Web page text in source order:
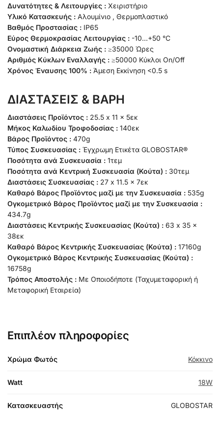
Δυνατότητες & Λειτουργίες : Χειριστήριο
Υλικό Κατασκευής : Αλουμίνιο , Θερμοπλαστικό
Βαθμός Προστασίας : IP65
Εύρος Θερμοκρασίας Λειτουργίας : -10…+50 °C
Ονομαστική Διάρκεια Ζωής : ≥35000 Ώρες
Αριθμός Κύκλων Εναλλαγής : ≥50000 Κύκλοι On/Off
Χρόνος Έναυσης 100% : Άμεση Εκκίνηση <0.5 s
ΔΙΑΣΤΑΣΕΙΣ & ΒΑΡΗ
Διαστάσεις Προϊόντος : 25.5 x 11 x 5εκ
Μήκος Καλωδίου Τροφοδοσίας : 140εκ
Βάρος Προϊόντος : 470g
Τύπος Συσκευασίας : Έγχρωμη Ετικέτα GLOBOSTAR®
Ποσότητα ανά Συσκευασία : 1τεμ
Ποσότητα ανά Κεντρική Συσκευασία (Κούτα) : 30τεμ
Διαστάσεις Συσκευασίας : 27 x 11.5 x 7εκ
Καθαρό Βάρος Προϊόντος μαζί με την Συσκευασία : 535g
Ογκομετρικό Βάρος Προϊόντος μαζί με την Συσκευασία :
434.7g
Διαστάσεις Κεντρικής Συσκευασίας (Κούτα) : 63 x 35 x
38εκ
Καθαρό Βάρος Κεντρικής Συσκευασίας (Κούτα) : 17160g
Ογκομετρικό Βάρος Κεντρικής Συσκευασίας (Κούτα) :
16758g
Τρόπος Αποστολής : Με Οποιοδήποτε (Ταχυμεταφορική ή
Μεταφορική Εταιρεία)
Επιπλέον πληροφορίες
Χρώμα Φωτός Κόκκινο
Watt 18W
Κατασκευαστής GLOBOSTAR